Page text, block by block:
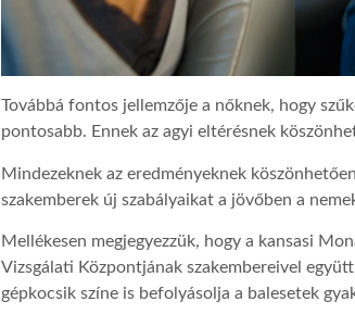
Továbbá fontos jellemzője a nőknek, hogy
pontosabb. Ennek az agyi eltérésnek
Mindezeknek az eredményeknek
szakemberek új szabályaikat a jövőben a
Mellékesen megjegyezzük, hogy a kansasi
Vizsgálati Központjának szakembereivel
gépkocsik színe is befolyásolja a balesetek